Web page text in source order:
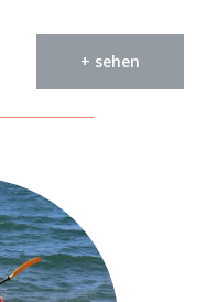
+ sehen